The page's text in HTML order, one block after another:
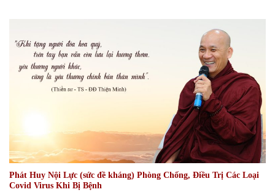
Phát Huy Nội Lực (sức đề kháng) Phòng Chống, Điều Trị Các Loại
Covid Virus Khi Bị Bệnh